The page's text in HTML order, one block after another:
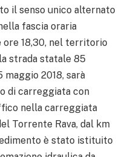
il senso unico alternato
fascia oraria
ore 18,30, nel territorio
strada statale 85
maggio 2018, sarà
di carreggiata con
nella carreggiata
Torrente Rava, dal km
è stato istituito